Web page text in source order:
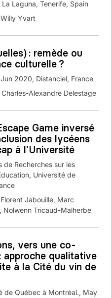
Laguna, Tenerife, Spain
Yvart
: remède ou
culturelle ?
2020, Distanciel, France
Alexandre Delestage
Game inversé
des lycéens
à l’Université
de Recherches sur les
Université de
Jabouille, Marc
Nolwenn Tricaud-Malherbe
vers une co-
approche qualitative
à la Cité du vin de
de Québec à Montréal., May